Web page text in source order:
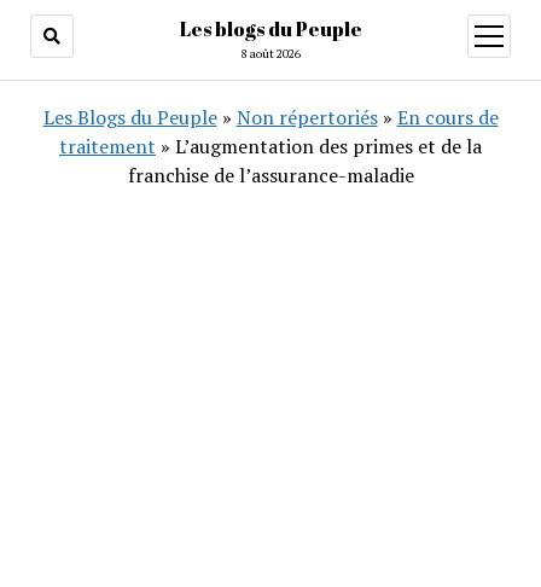
Les blogs du Peuple
8 août 2026
ouvrir
menu
Les Blogs du Peuple» Non répertoriés» En cours de
traitement » L’augmentation des primes et de la
franchise de l’assurance-maladie